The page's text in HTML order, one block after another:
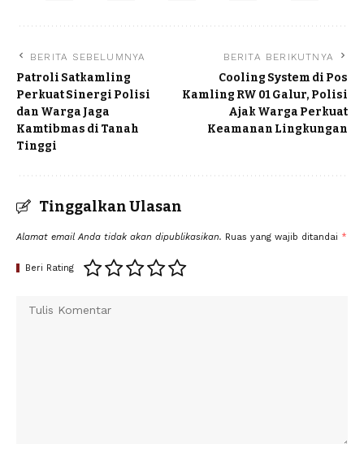
BERITA SEBELUMNYA
Patroli Satkamling
Perkuat Sinergi Polisi
dan Warga Jaga
Kamtibmas di Tanah
Tinggi
BERITA BERIKUTNYA
Cooling System di Pos
Kamling RW 01 Galur, Polisi
Ajak Warga Perkuat
Keamanan Lingkungan
Tinggalkan Ulasan
Alamat email Anda tidak akan dipublikasikan. Ruas yang wajib ditandai *
Beri Rating